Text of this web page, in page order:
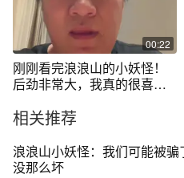
00:22
刚刚看完浪浪山的小妖怪！
后劲非常大，我真的很喜
你也喜欢！#二次元 #动漫编
年史 #浪浪山小妖怪 #浪浪山
相关推荐
浪浪山小妖怪：我们可能被
没那么坏